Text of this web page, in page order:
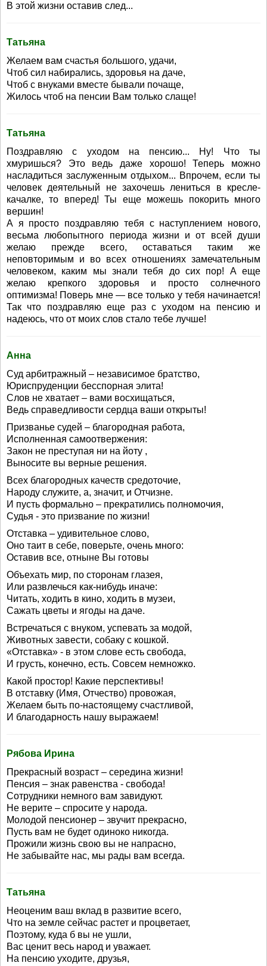
В этой жизни оставив след...
Татьяна
Желаем вам счастья большого, удачи,
Чтоб сил набирались, здоровья на даче,
Чтоб с внуками вместе бывали почаще,
Жилось чтоб на пенсии Вам только слаще!
Татьяна
Поздравляю с уходом на пенсию... Ну! Что ты
хмуришься? Это ведь даже хорошо! Теперь можно
насладиться заслуженным отдыхом... Впрочем, если ты
человек деятельный не захочешь лениться в кресле-
качалке, то вперед! Ты еще можешь покорить много
вершин!
А я просто поздравляю тебя с наступлением нового,
весьма любопытного периода жизни и от всей души
желаю прежде всего, оставаться таким же
неповторимым и во всех отношениях замечательным
человеком, каким мы знали тебя до сих пор! А еще
желаю крепкого здоровья и просто солнечного
оптимизма! Поверь мне — все только у тебя начинается!
Так что поздравляю еще раз с уходом на пенсию и
надеюсь, что от моих слов стало тебе лучше!
Анна
Суд арбитражный – независимое братство,
Юриспруденции бесспорная элита!
Слов не хватает – вами восхищаться,
Ведь справедливости сердца ваши открыты!
Призванье судей – благородная работа,
Исполненная самоотвержения:
Закон не преступая ни на йоту ,
Выносите вы верные решения.
Всех благородных качеств средоточие,
Народу служите, а, значит, и Отчизне.
И пусть формально – прекратились полномочия,
Судья - это призвание по жизни!
Отставка – удивительное слово,
Оно таит в себе, поверьте, очень много:
Оставив все, отныне Вы готовы
Объехать мир, по сторонам глазея,
Или развлечься как-нибудь иначе:
Читать, ходить в кино, ходить в музеи,
Сажать цветы и ягоды на даче.
Встречаться с внуком, успевать за модой,
Животных завести, собаку с кошкой.
«Отставка» - в этом слове есть свобода,
И грусть, конечно, есть. Совсем немножко.
Какой простор! Какие перспективы!
В отставку (Имя, Отчество) провожая,
Желаем быть по-настоящему счастливой,
И благодарность нашу выражаем!
Рябова Ирина
Прекрасный возраст – середина жизни!
Пенсия – знак равенства - свобода!
Сотрудники немного вам завидуют.
Не верите – спросите у народа.
Молодой пенсионер – звучит прекрасно,
Пусть вам не будет одиноко никогда.
Прожили жизнь свою вы не напрасно,
Не забывайте нас, мы рады вам всегда.
Татьяна
Неоценим ваш вклад в развитие всего,
Что на земле сейчас растет и процветает,
Поэтому, куда б вы не ушли,
Вас ценит весь народ и уважает.
На пенсию уходите, друзья,